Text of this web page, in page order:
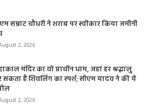
सम्राट चौधरी ने शराब पर स्वीकार किया जमीनी
2, 2026
मंदिर का वो प्राचीन धाम, जहां हर श्रद्धालु
सकता है शिवलिंग का स्पर्श; सीएम यादव ने की ये
2, 2026